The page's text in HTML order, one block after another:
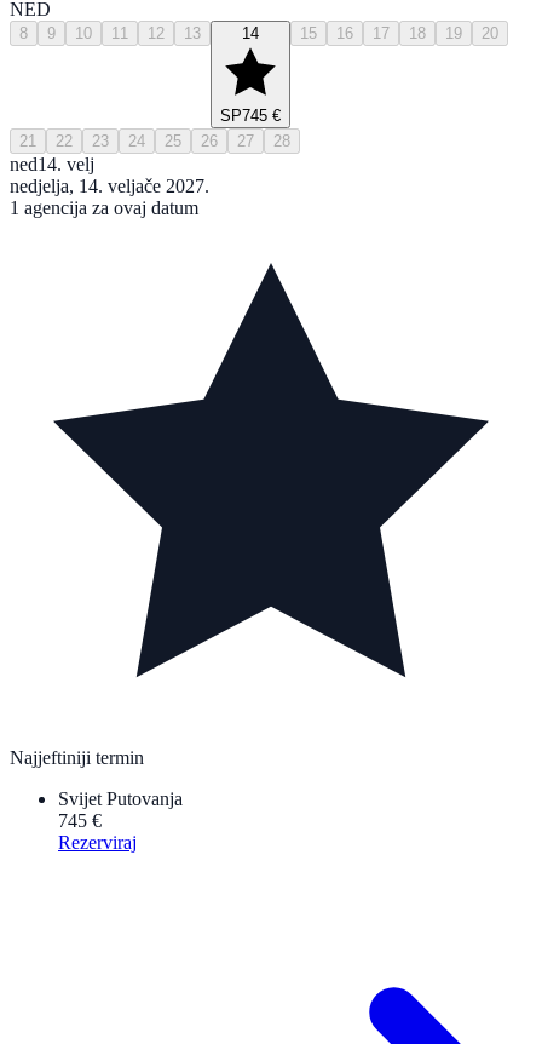
NED
8 9 10 11 12 13 14
SP745 €
15 16 17 18 19 20
21 22 23 24 25 26 27 28
ned14. velj
nedjelja, 14. veljače 2027.
1 agencija za ovaj datum
Najjeftiniji termin
Svijet Putovanja
745 €
Rezerviraj